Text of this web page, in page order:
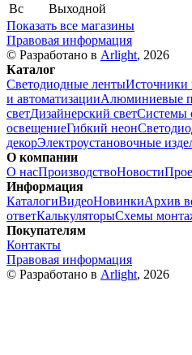
Вс
Выходной
Показать все магазины
Правовая информация
© Разработано в Arlight, 2026
Каталог
Светодиодные лентыИсточники
и автоматизацииАлюминиевые
светДизайнерский светСистемы
освещениеГибкий неон
декорЭлектроустановочные
О компании
О насПроизводствоНовости
Информация
КаталогиВидеоНовинкиАрхив
ответКалькуляторыСхемы
Покупателям
Контакты
Правовая информация
© Разработано в Arlight, 2026